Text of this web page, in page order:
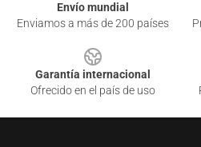
Envío mundial
Enviamos a más de 200 países
Garantía internacional
Ofrecido en el país de uso